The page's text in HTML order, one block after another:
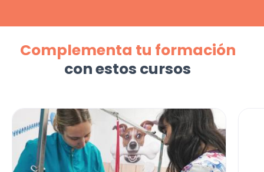
Complementa tu formación
con estos cursos